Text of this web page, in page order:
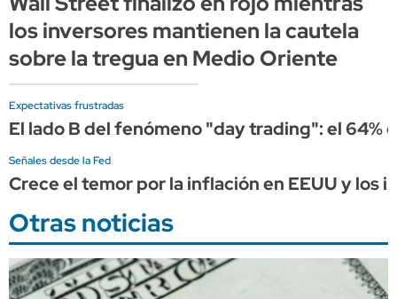
los inversores mantienen la cautela
sobre la tregua en Medio Oriente
Expectativas frustradas
El lado B del fenómeno "day trading": el 64%
Señales desde la Fed
Crece el temor por la inflación en EEUU y los
Otras noticias